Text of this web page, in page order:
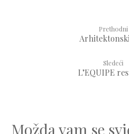
Prethodni
Sledeći
L’EQUIPE
Možda vam se